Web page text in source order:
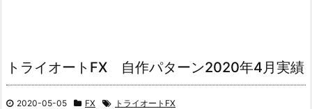
トライオートFX 自作パターン2020年4月実績
2020-05-05 FX トライオートFX